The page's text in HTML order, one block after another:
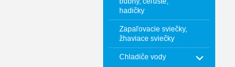
hadičky
Zapaľovacie sviečky,
žhaviace sviečky
Chladiče vody